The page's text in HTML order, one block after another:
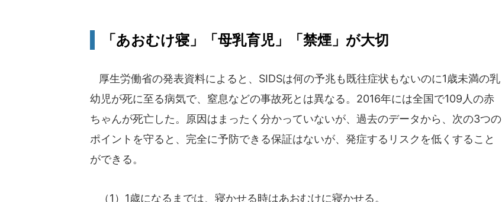
「あおむけ寝」「母乳育児」「禁煙」が大切
厚生労働省の発表資料によると、SIDSは何の予兆も既往症状もないのに1歳未満の乳
幼児が死に至る病気で、窒息などの事故死とは異なる。2016年には全国で109人の赤
ちゃんが死亡した。原因はまったく分かっていないが、過去のデータから、次の3つの
ポイントを守ると、完全に予防できる保証はないが、発症するリスクを低くすること
ができる。
（1）1歳になるまでは、寝かせる時はあおむけに寝かせる。